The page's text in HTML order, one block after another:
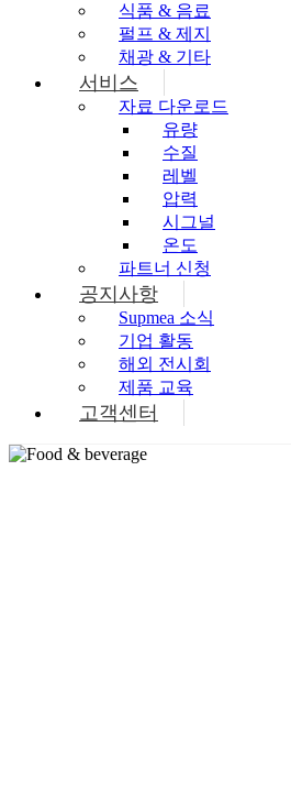
식품 & 음료
펄프 & 제지
채광 & 기타
서비스
자료 다운로드
유량
수질
레벨
압력
시그널
온도
파트너 신청
공지사항
Supmea 소식
기업 활동
해외 전시회
제품 교육
고객센터